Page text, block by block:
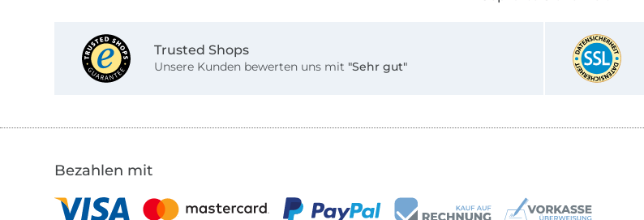
Trusted Shops
Unsere Kunden bewerten uns mit "Sehr gut"
Bezahlen mit